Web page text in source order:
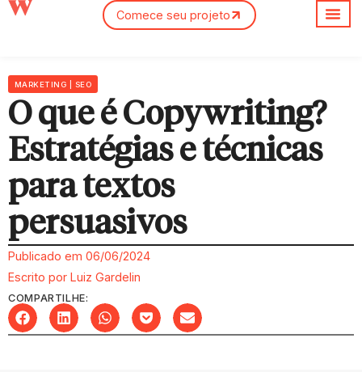
Comece seu projeto
MARKETING SEO
O que é Copywriting?
Estratégias e técnicas
para textos
persuasivos
Publicado em 06/06/2024
Escrito por Luiz Gardelin
COMPARTILHE: